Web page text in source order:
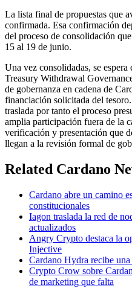
La lista final de propuestas que
confirmada. Esa confirmación
del proceso de consolidación
15 al 19 de junio.
Una vez consolidadas, se espera
Treasury Withdrawal
de gobernanza en cadena de
financiación solicitada del
traslada por tanto el proceso
amplia participación fuera de la
verificación y presentación que
llegan a la revisión formal de
Related Cardano
Cardano abre un camino
constitucionales
Iagon traslada la red de
actualizados
Angry Crypto destaca la
Injective
Cardano Hydra recibe
Crypto Crow sobre
de marketing que falta